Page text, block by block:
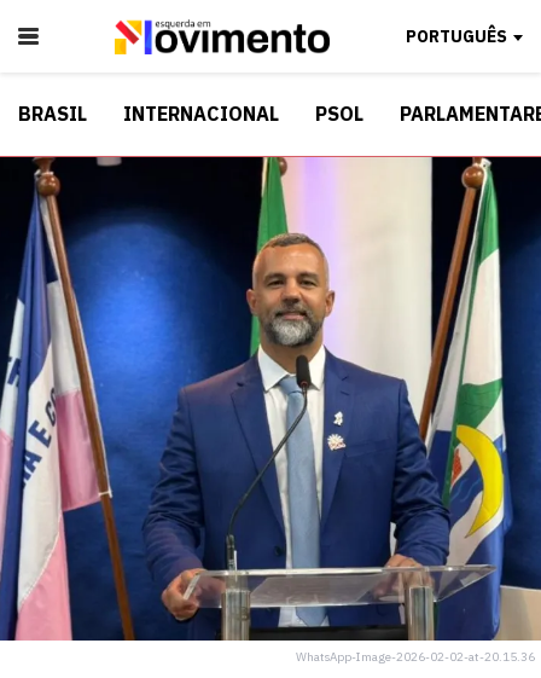
PORTUGUÊS
BRASIL INTERNACIONAL PSOL
WhatsApp-Image-2026-02-02-at-20.15.36